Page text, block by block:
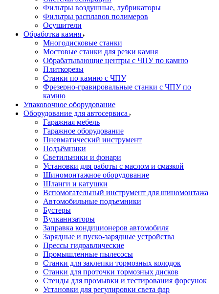
Фильтры воздушные, лубрикаторы
Фильтры расплавов полимеров
Осушители
Обработка камня
Многодисковые станки
Мостовые станки для резки камня
Обрабатывающие центры с ЧПУ по камню
Плиткорезы
Станки по камню с ЧПУ
Фрезерно-гравировальные станки с ЧПУ по
камню
Упаковочное оборудование
Оборудование для автосервиса
Гаражная мебель
Гаражное оборудование
Пневматический инструмент
Подъёмники
Светильники и фонари
Установки для работы с маслом и смазкой
Шиномонтажное оборудование
Шланги и катушки
Вспомогательный инструмент для шиномонтажа
Автомобильные подъемники
Бустеры
Вулканизаторы
Заправка кондиционеров автомобиля
Зарядные и пуско-зарядные устройства
Прессы гидравлические
Промышленные пылесосы
Станки для заклепки тормозных колодок
Станки для проточки тормозных дисков
Стенды для промывки и тестирования форсунок
Установки для регулировки света фар